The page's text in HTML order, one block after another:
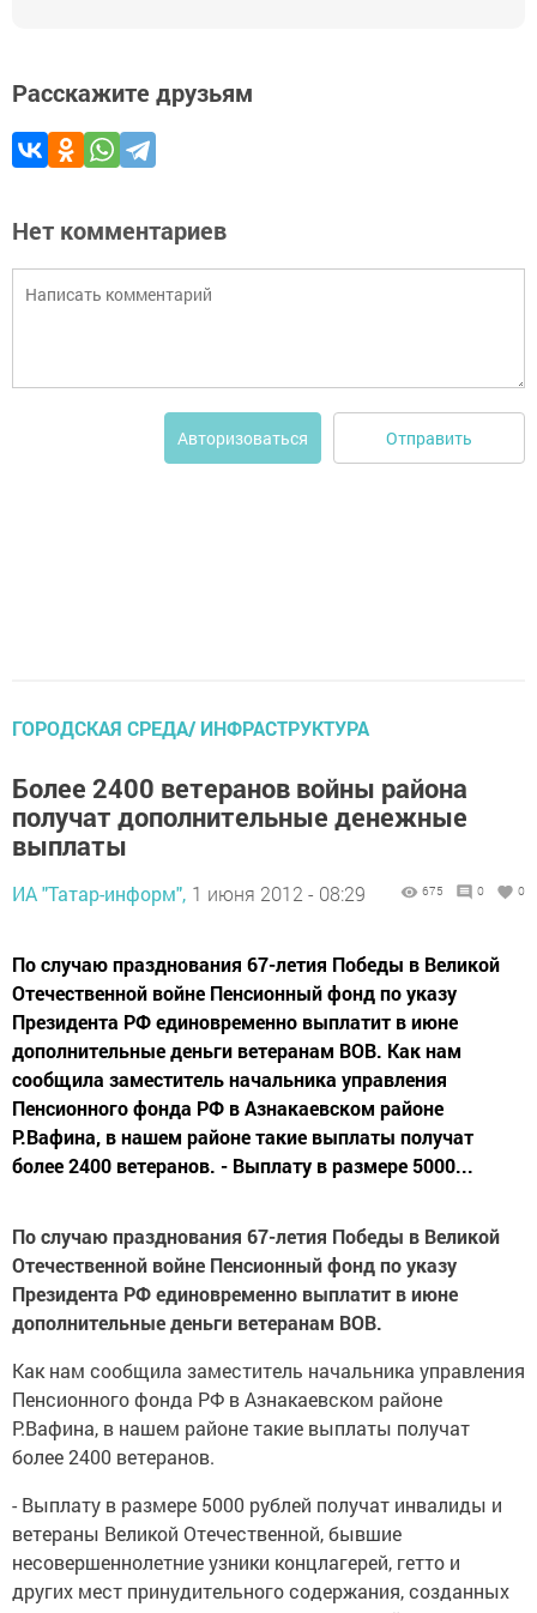
Расскажите друзьям
Нет комментариев
Авторизоваться Отправить
ГОРОДСКАЯ СРЕДА/ ИНФРАСТРУКТУРА
Более 2400 ветеранов войны района
получат дополнительные денежные
выплаты
ИА "Татар-информ", 1 июня 2012 - 08:29 675 0 0
По случаю празднования 67-летия Победы в Великой
Отечественной войне Пенсионный фонд по указу
Президента РФ единовременно выплатит в июне
дополнительные деньги ветеранам ВОВ. Как нам
сообщила заместитель начальника управления
Пенсионного фонда РФ в Азнакаевском районе
Р.Вафина, в нашем районе такие выплаты получат
более 2400 ветеранов. - Выплату в размере 5000...
По случаю празднования 67-летия Победы в Великой
Отечественной войне Пенсионный фонд по указу
Президента РФ единовременно выплатит в июне
дополнительные деньги ветеранам ВОВ.
Как нам сообщила заместитель начальника управления
Пенсионного фонда РФ в Азнакаевском районе
Р.Вафина, в нашем районе такие выплаты получат
более 2400 ветеранов.
- Выплату в размере 5000 рублей получат инвалиды и
ветераны Великой Отечественной, бывшие
несовершеннолетние узники концлагерей, гетто и
других мест принудительного содержания, созданных